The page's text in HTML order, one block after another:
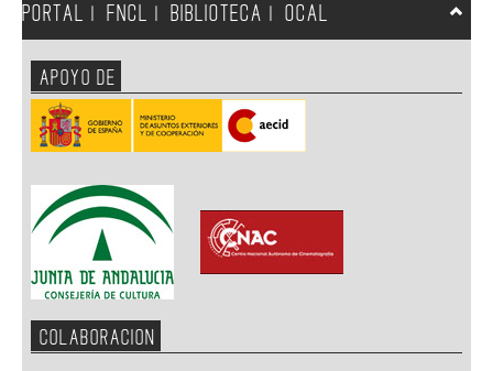
PORTAL
FNCL BIBLIOTECA OCAL
APOYO DE
COLABORACION